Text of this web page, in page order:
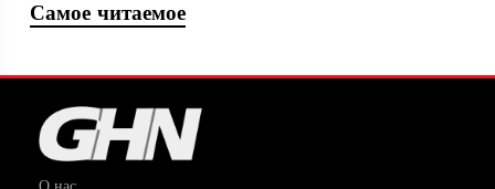
Самое читаемое